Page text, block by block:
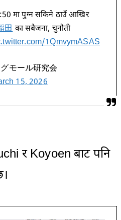
मा पुग्न सकिने ठाउँ आखिर
田 का सबैजना, चुनौती
1QmvymASAS
モール研究会
15, 2026
र Koyoen बाट पनि